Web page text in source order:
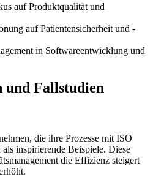
auf Produktqualität und
auf Patientensicherheit und -
in Softwareentwicklung und
und Fallstudien
die ihre Prozesse mit ISO
inspirierende Beispiele. Diese
die Effizienz steigert